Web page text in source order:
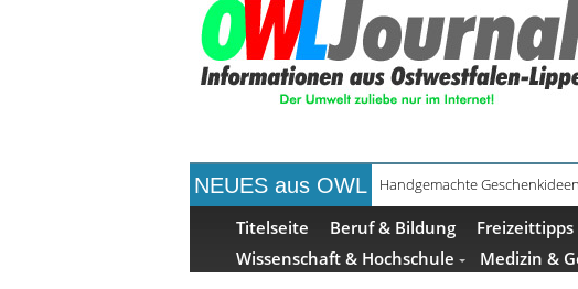
NEUES aus OWL Handgemachte
Bielefelder Freibäder: 350.000
Titelseite Beruf & Bildung Freizeittipps
Wissenschaft & Hochschule
Medizin &